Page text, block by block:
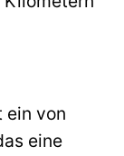
ein von
eine